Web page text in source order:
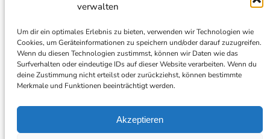
verwalten
Um dir ein optimales Erlebnis zu bieten, verwenden wir Technologien wie
Cookies, um Geräteinformationen zu speichern und/oder darauf zuzugreifen.
Wenn du diesen Technologien zustimmst, können wir Daten wie das
Surfverhalten oder eindeutige IDs auf dieser Website verarbeiten. Wenn du
deine Zustimmung nicht erteilst oder zurückziehst, können bestimmte
Merkmale und Funktionen beeinträchtigt werden.
Akzeptieren